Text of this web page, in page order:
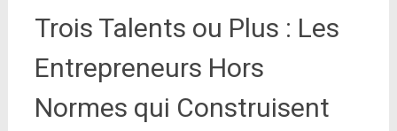
Trois Talents ou Plus : Les
Entrepreneurs Hors
Normes qui Construisent